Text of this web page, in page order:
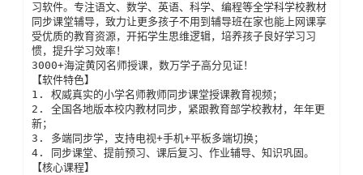
习软件。专注语文、数学、英语、科学、编程等全学科学校教材
同步课堂辅导，致力让更多孩子不用到辅导班在家也能上网课享
受优质的教育资源，开拓学生思维逻辑，培养孩子良好学习习
惯，提升学习效率！
3000+海淀黄冈名师授课，数万学子高分见证！
【软件特色】
1. 权威真实的小学名师教师同步课堂授课教育视频；
2. 全国各地版本校内教材同步，紧跟教育部学校教材，年年更
新；
3. 多端同步学，支持电视+手机+平板多端切换；
4. 同步课堂、提前预习、课后复习、作业辅导、知识巩固。
【核心课程】